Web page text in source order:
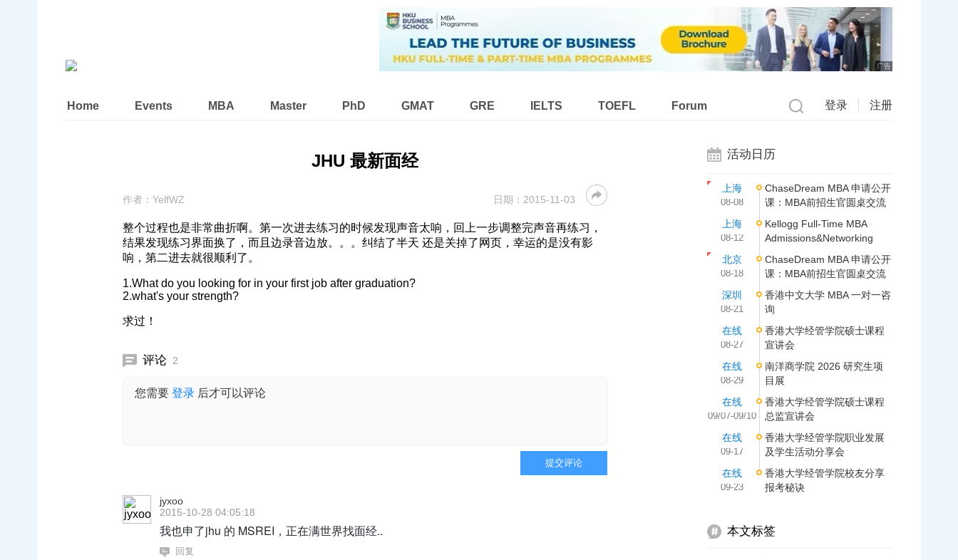
广告
Home Events MBA Master PhD GMAT GRE IELTS TOEFL Forum 登录 注册
JHU 最新面经
作者： YelfWZ 日期： 2015-11-03
整个过程也是非常曲折啊。第一次进去练习的时候发现声音太响，回上一步调整完声音再练习，
结果发现练习界面换了，而且边录音边放。。。纠结了半天 还是关掉了网页，幸运的是没有影
响，第二进去就很顺利了。
1.What do you looking for in your first job after graduation?
2.what's your strength?
求过！
评论 2
您需要 登录 后才可以评论
提交评论
jyxoo
2015-10-28 04:05:18
我也申了jhu 的 MSREI，正在满世界找面经..
回复
活动日历
上海
08-08
ChaseDream MBA 申请公开
课：MBA前招生官圆桌交流
上海
08-12
Kellogg Full-Time MBA
Admissions&Networking
北京
08-18
ChaseDream MBA 申请公开
课：MBA前招生官圆桌交流
深圳
08-21
香港中文大学 MBA 一对一咨
询
在线
08-27
香港大学经管学院硕士课程
宣讲会
在线
08-29
南洋商学院 2026 研究生项
目展
在线
09/07-09/10
香港大学经管学院硕士课程
总监宣讲会
在线
09-17
香港大学经管学院职业发展
及学生活动分享会
在线
09-23
香港大学经管学院校友分享
报考秘诀
本文标签